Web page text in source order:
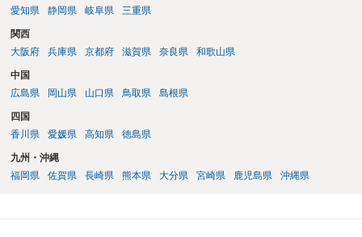
愛知県
静岡県 岐阜県 三重県
関西
大阪府
兵庫県 京都府 滋賀県 奈良県 和歌山県
中国
広島県
岡山県 山口県 鳥取県 島根県
四国
香川県
愛媛県 高知県 徳島県
九州・沖縄
福岡県
佐賀県 長崎県 熊本県 大分県 宮崎県 鹿児島県 沖縄県